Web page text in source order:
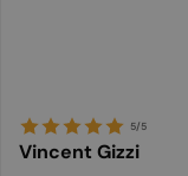
5/5
Vincent Gizzi